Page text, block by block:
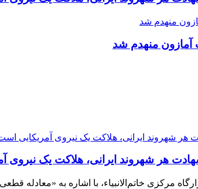
آمازون منهدم شد
هر شهروند ایرانی، هلاکت یک نیروی
مرکزی خاتم‌الانبیاء، با اشاره به «معادله